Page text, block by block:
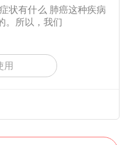
状有什么 肺癌这种疾病
。所以，我们
用